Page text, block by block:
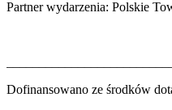
Partner wydarzenia: Polskie
Dofinansowano ze środków